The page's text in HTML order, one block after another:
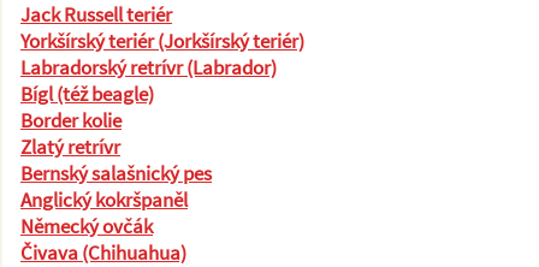
Jack Russell teriér
Yorkšírský teriér (Jorkšírský teriér)
Labradorský retrívr (Labrador)
Bígl (též beagle)
Border kolie
Zlatý retrívr
Bernský salašnický pes
Anglický kokršpaněl
Německý ovčák
Čivava (Chihuahua)